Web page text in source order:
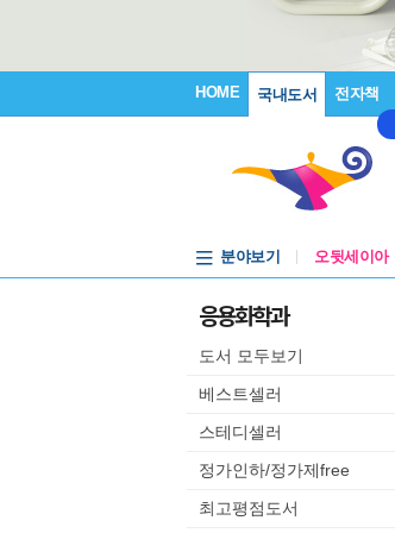
HOME 국내도서 전자책
분야보기 오뒷세이아
응용화학과
도서 모두보기
베스트셀러
스테디셀러
정가인하/정가제free
최고평점도서